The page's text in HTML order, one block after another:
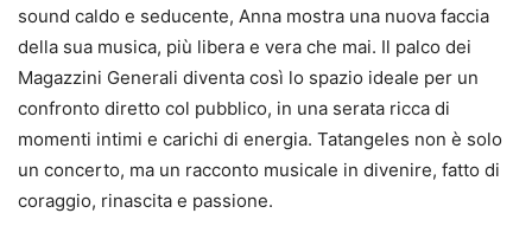
sound caldo e seducente, Anna mostra una nuova faccia
della sua musica, più libera e vera che mai. Il palco dei
Magazzini Generali diventa così lo spazio ideale per un
confronto diretto col pubblico, in una serata ricca di
momenti intimi e carichi di energia. Tatangeles non è solo
un concerto, ma un racconto musicale in divenire, fatto di
coraggio, rinascita e passione.